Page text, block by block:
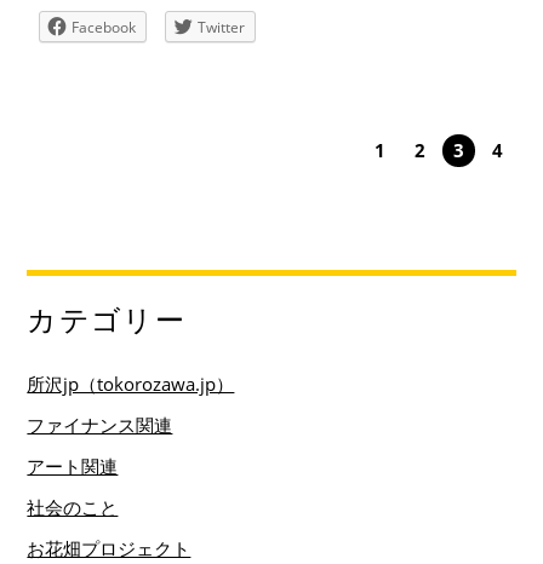
Facebook
Twitter
1 2 3 4
カテゴリー
所沢jp（tokorozawa.jp）
ファイナンス関連
アート関連
社会のこと
お花畑プロジェクト